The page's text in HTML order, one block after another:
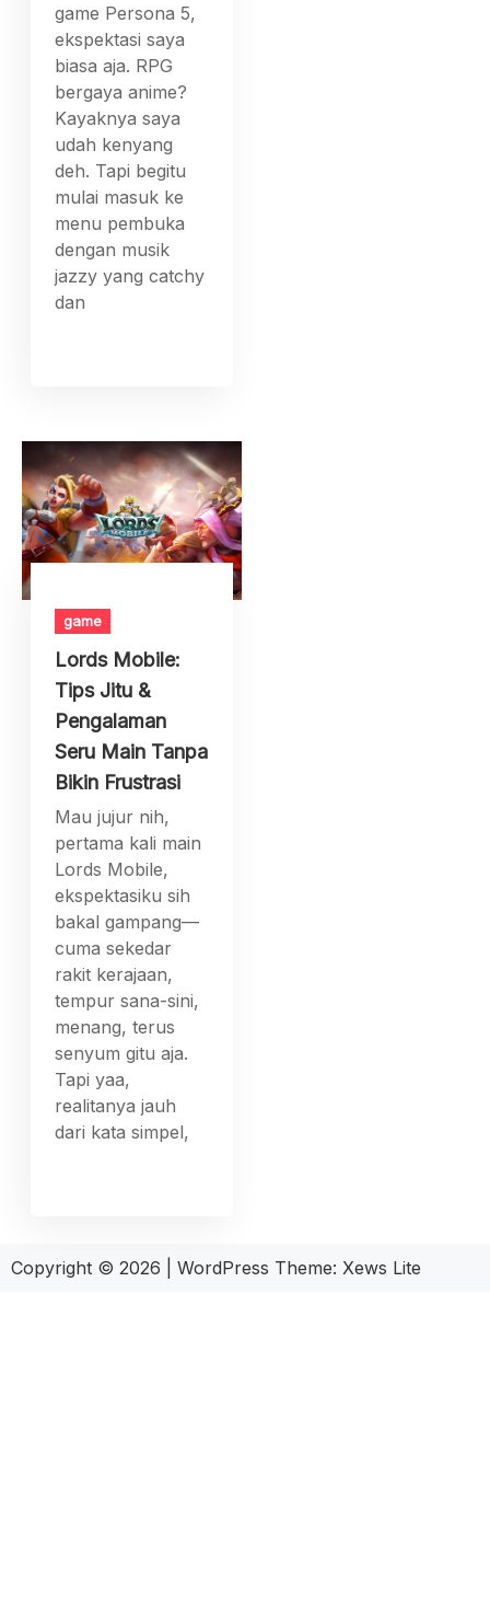
game Persona 5,
ekspektasi saya
biasa aja. RPG
bergaya anime?
Kayaknya saya
udah kenyang
deh. Tapi begitu
mulai masuk ke
menu pembuka
dengan musik
jazzy yang catchy
dan
game
Lords Mobile:
Tips Jitu &
Pengalaman
Seru Main Tanpa
Bikin Frustrasi
Mau jujur nih,
pertama kali main
Lords Mobile,
ekspektasiku sih
bakal gampang—
cuma sekedar
rakit kerajaan,
tempur sana-sini,
menang, terus
senyum gitu aja.
Tapi yaa,
realitanya jauh
dari kata simpel,
Copyright © 2026 WordPress Theme: Xews Lite